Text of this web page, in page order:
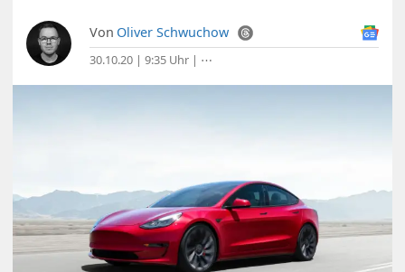
Von Oliver Schwuchow
30.10.20 | 9:35 Uhr | ⋯